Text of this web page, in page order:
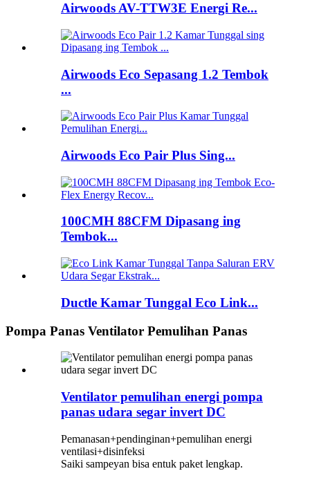
Airwoods AV-TTW3E Energi Re...
Airwoods Eco Sepasang 1.2 Tembok
...
Airwoods Eco Pair Plus Sing...
100CMH 88CFM Dipasang ing
Tembok...
Ductle Kamar Tunggal Eco Link...
Pompa Panas Ventilator Pemulihan Panas
Ventilator pemulihan energi pompa
panas udara segar invert DC
Pemanasan+pendinginan+pemulihan energi
ventilasi+disinfeksi
Saiki sampeyan bisa entuk paket lengkap.